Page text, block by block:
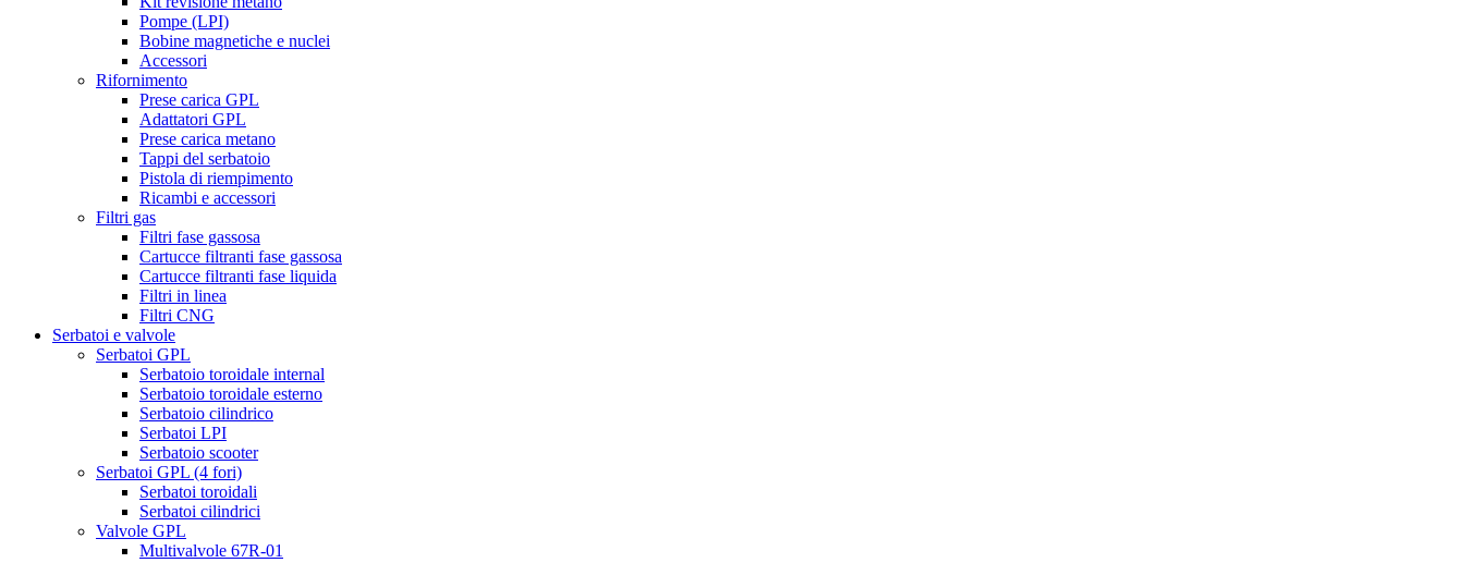
Pompe (LPI)
Bobine magnetiche e nuclei
Accessori
Rifornimento
Prese carica GPL
Adattatori GPL
Prese carica metano
Tappi del serbatoio
Pistola di riempimento
Ricambi e accessori
Filtri gas
Filtri fase gassosa
Cartucce filtranti fase gassosa
Cartucce filtranti fase liquida
Filtri in linea
Filtri CNG
Serbatoi e valvole
Serbatoi GPL
Serbatoio toroidale internal
Serbatoio toroidale esterno
Serbatoio cilindrico
Serbatoi LPI
Serbatoio scooter
Serbatoi GPL (4 fori)
Serbatoi toroidali
Serbatoi cilindrici
Valvole GPL
Multivalvole 67R-01